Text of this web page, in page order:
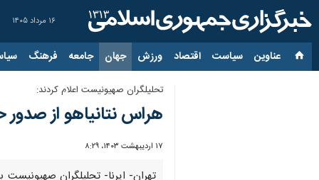
۱۶ مرداد ۱۴۰۵
عناوین‌ سیاست اقتصاد ورزش جهان جامعه فرهنگ
تحلیلگران صهیونیست اعلام کردند:
هراس نتانیاهو از
۱۷ اردیبهشت ۱۴۰۳، ۸:۲۹